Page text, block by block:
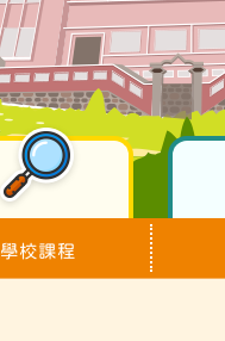
學校課程